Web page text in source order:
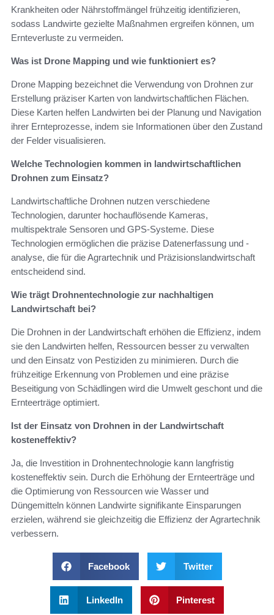
Krankheiten oder Nährstoffmängel frühzeitig identifizieren,
sodass Landwirte gezielte Maßnahmen ergreifen können, um
Ernteverluste zu vermeiden.
Was ist Drone Mapping und wie funktioniert es?
Drone Mapping bezeichnet die Verwendung von Drohnen zur
Erstellung präziser Karten von landwirtschaftlichen Flächen.
Diese Karten helfen Landwirten bei der Planung und Navigation
ihrer Ernteprozesse, indem sie Informationen über den Zustand
der Felder visualisieren.
Welche Technologien kommen in landwirtschaftlichen
Drohnen zum Einsatz?
Landwirtschaftliche Drohnen nutzen verschiedene
Technologien, darunter hochauflösende Kameras,
multispektrale Sensoren und GPS-Systeme. Diese
Technologien ermöglichen die präzise Datenerfassung und -
analyse, die für die Agrartechnik und Präzisionslandwirtschaft
entscheidend sind.
Wie trägt Drohnentechnologie zur nachhaltigen
Landwirtschaft bei?
Die Drohnen in der Landwirtschaft erhöhen die Effizienz, indem
sie den Landwirten helfen, Ressourcen besser zu verwalten
und den Einsatz von Pestiziden zu minimieren. Durch die
frühzeitige Erkennung von Problemen und eine präzise
Beseitigung von Schädlingen wird die Umwelt geschont und die
Ernteerträge optimiert.
Ist der Einsatz von Drohnen in der Landwirtschaft
kosteneffektiv?
Ja, die Investition in Drohnentechnologie kann langfristig
kosteneffektiv sein. Durch die Erhöhung der Ernteerträge und
die Optimierung von Ressourcen wie Wasser und
Düngemitteln können Landwirte signifikante Einsparungen
erzielen, während sie gleichzeitig die Effizienz der Agrartechnik
verbessern.
Facebook Twitter
LinkedIn Pinterest